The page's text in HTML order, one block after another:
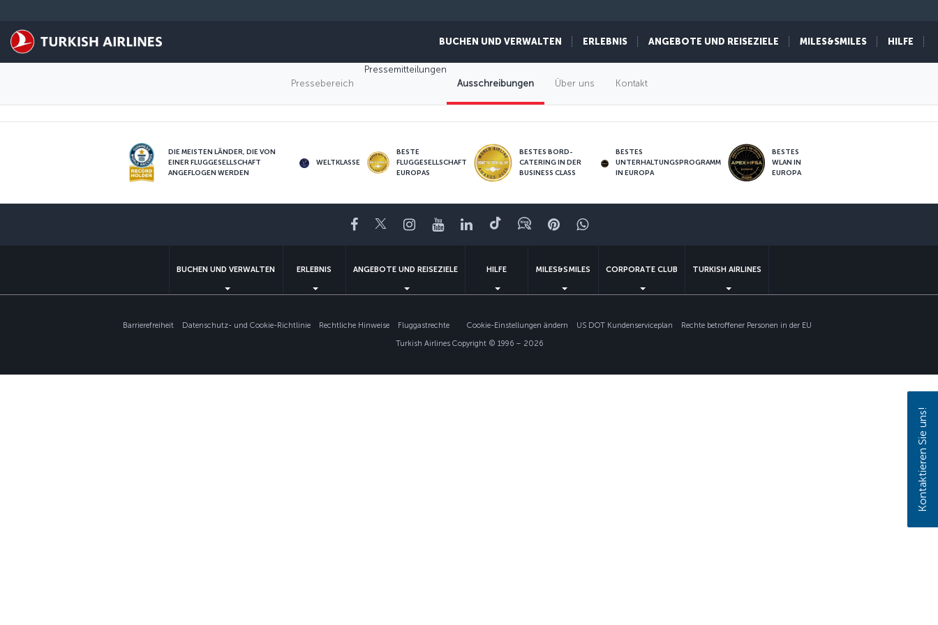
BUCHEN UND VERWALTEN ERLEBNIS ANGEBOTE UND REISEZIELE MILES&SMILES HILFE
Pressebereich
Pressemitteilungen
Ausschreibungen
Über uns Kontakt
No tenders available.
DIE MEISTEN LÄNDER, DIE VON
EINER FLUGGESELLSCHAFT
ANGEFLOGEN WERDEN
WELTKLASSE
BESTE
FLUGGESELLSCHAFT
EUROPAS
BESTES BORD-
CATERING IN DER
BUSINESS CLASS
BESTES
UNTERHALTUNGSPROGRAMM
IN EUROPA
BESTES
WLAN IN
EUROPA
Facebook
TwitterInstagram
YouTubeLinkedIn
TikTokBlogPinterestWhatsApp
BUCHEN UND VERWALTEN ERLEBNIS ANGEBOTE UND REISEZIELE HILFE MILES&SMILES CORPORATE CLUB TURKISH AIRLINES
Barrierefreiheit Datenschutz- und Cookie-Richtlinie Rechtliche Hinweise Fluggastrechte Cookie-Einstellungen ändern US DOT Kundenserviceplan
Rechte betroffener Personen in der EU
Turkish Airlines Copyright © 1996 – 2026
Kontaktieren Sie uns!